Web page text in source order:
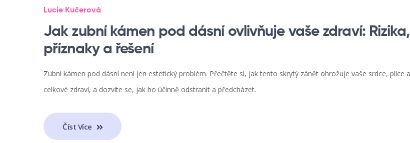
Lucie Kučerová
Jak zubní kámen pod dásní ovlivňuje vaše zdraví: Rizika,
příznaky a řešení
Zubní kámen pod dásní není jen estetický problém. Přečtěte si, jak tento skrytý zánět ohrožuje vaše srdce, plíce a
celkové zdraví, a dozvíte se, jak ho účinně odstranit a předcházet.
Číst Více